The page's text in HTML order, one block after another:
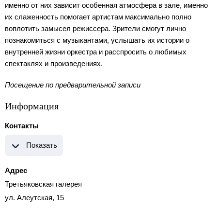
именно от них зависит особенная атмосфера в зале, именно
их слаженность помогает артистам максимально полно
воплотить замысел режиссера. Зрители смогут лично
познакомиться с музыкантами, услышать их истории о
внутренней жизни оркестра и расспросить о любимых
спектаклях и произведениях.
Посещение по предварительной записи
Информация
Контакты
Показать
Адрес
Третьяковская галерея
ул. Алеутская, 15